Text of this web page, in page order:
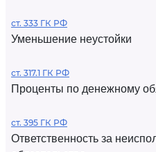
ст. 333 ГК РФ
Уменьшение неустойки
ст. 317.1 ГК РФ
Проценты по денежному
ст. 395 ГК РФ
Ответственность за